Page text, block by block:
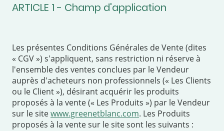
ARTICLE 1 - Champ d'application
Les présentes Conditions Générales de Vente (dites
« CGV ») s'appliquent, sans restriction ni réserve à
l'ensemble des ventes conclues par le Vendeur
auprès d'acheteurs non professionnels (« Les Clients
ou le Client »), désirant acquérir les produits
proposés à la vente (« Les Produits ») par le Vendeur
sur le sitewww.greenetblanc.com. Les Produits
proposés à la vente sur le site sont les suivants :